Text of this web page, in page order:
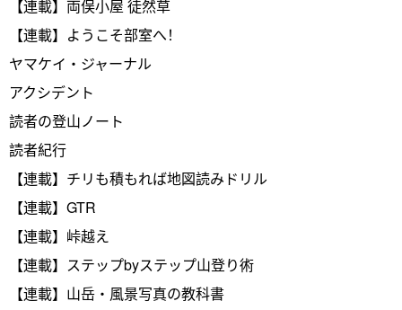
【連載】両俣小屋 徒然草
【連載】ようこそ部室へ！
ヤマケイ・ジャーナル
アクシデント
読者の登山ノート
読者紀行
【連載】チリも積もれば地図読みドリル
【連載】GTR
【連載】峠越え
【連載】ステップbyステップ山登り術
【連載】山岳・風景写真の教科書